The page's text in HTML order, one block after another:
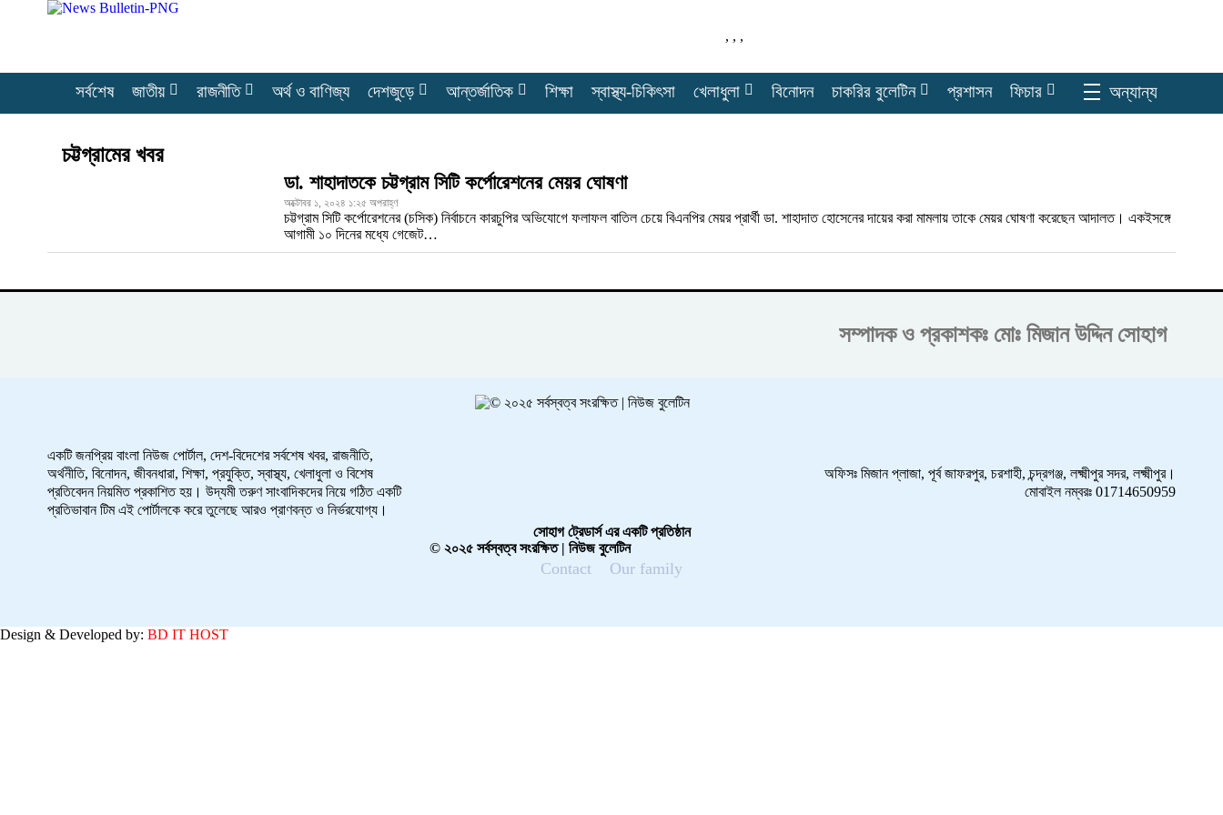
, , ,
সর্বশেষ জাতীয় রাজনীতি অর্থ ও বাণিজ্য দেশজুড়ে আন্তর্জাতিক শিক্ষা স্বাস্থ্য-চিকিৎসা খেলাধুলা বিনোদন চাকরির বুলেটিন প্রশাসন ফিচার অন্যান্য
চট্টগ্রামের খবর
ডা. শাহাদাতকে চট্টগ্রাম সিটি কর্পোরেশনের মেয়র ঘোষণা
অক্টোবর ১, ২০২৪ ১:২৫ অপরাহ্ণ
চট্টগ্রাম সিটি কর্পোরেশনের (চসিক) নির্বাচনে কারচুপির অভিযোগে ফলাফল বাতিল চেয়ে বিএনপির মেয়র প্রার্থী ডা. শাহাদাত হোসেনের দায়ের করা মামলায় তাকে মেয়র ঘোষণা করেছেন আদালত। একইসঙ্গে
আগামী ১০ দিনের মধ্যে গেজেট…
সম্পাদক ও প্রকাশকঃ মোঃ মিজান উদ্দিন সোহাগ
একটি জনপ্রিয় বাংলা নিউজ পোর্টাল, দেশ-বিদেশের সর্বশেষ খবর, রাজনীতি,
অর্থনীতি, বিনোদন, জীবনধারা, শিক্ষা, প্রযুক্তি, স্বাস্থ্য, খেলাধুলা ও বিশেষ
প্রতিবেদন নিয়মিত প্রকাশিত হয়। উদ্যমী তরুণ সাংবাদিকদের নিয়ে গঠিত একটি
প্রতিভাবান টিম এই পোর্টালকে করে তুলেছে আরও প্রাণবন্ত ও নির্ভরযোগ্য।
সোহাগ ট্রেডার্স এর একটি প্রতিষ্ঠান
© ২০২৫ সর্বস্বত্ব সংরক্ষিত | নিউজ বুলেটিন
Contact Our family
অফিসঃ মিজান প্লাজা, পূর্ব জাফরপুর, চরশাহী, চন্দ্রগঞ্জ, লক্ষ্মীপুর সদর, লক্ষ্মীপুর।
মোবাইল নম্বরঃ 01714650959
Design & Developed by: BD IT HOST